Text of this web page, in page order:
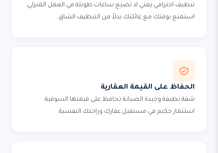
تنظيف احترافي يعني لا تضيع ساعات طويلة في العمل المنزلي.
استمتع بوقتك مع عائلتك بدلاً من التنظيف الشاق.
الحفاظ على القيمة العقارية
شقة نظيفة وجيدة الصيانة تحافظ على قيمتها السوقية.
استثمار حكيم في مستقبل عقارك وراحتك النفسية.